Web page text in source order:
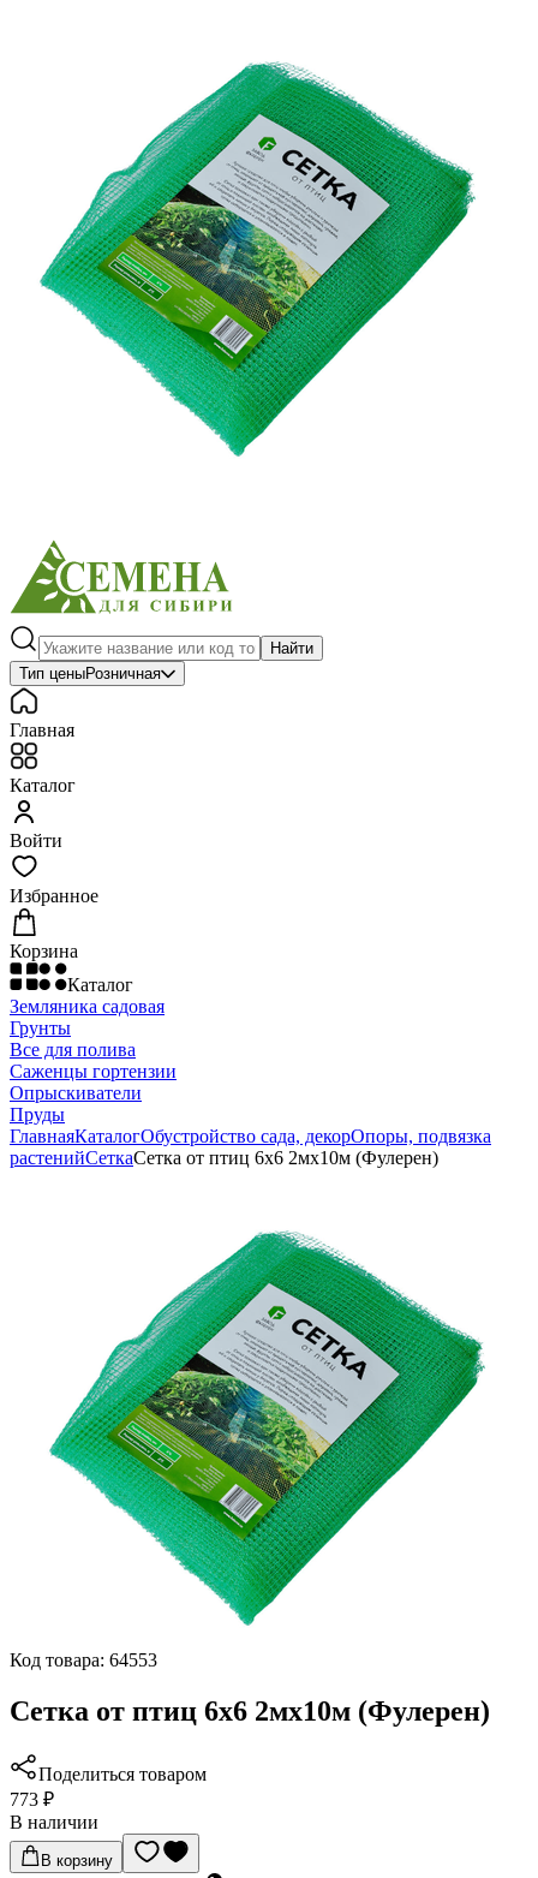
Заказать обратный звонок
Семена
Грунты
Газонные травы, сидераты
Горшки, рассадники, аксессуары
Посадочный материал
Садовый инструмент, инвентарь
Найти
Тип ценыРозничная
Главная
Каталог
Войти
Избранное
Корзина
Каталог
Земляника садовая
Грунты
Все для полива
Саженцы гортензии
Опрыскиватели
Пруды
ГлавнаяКаталогОбустройство сада, декорОпоры, подвязка
растенийСеткаСетка от птиц 6х6 2мх10м (Фулерен)
Код товара: 64553
Сетка от птиц 6х6 2мх10м (Фулерен)
Поделиться товаром
773 ₽
В наличии
В корзину